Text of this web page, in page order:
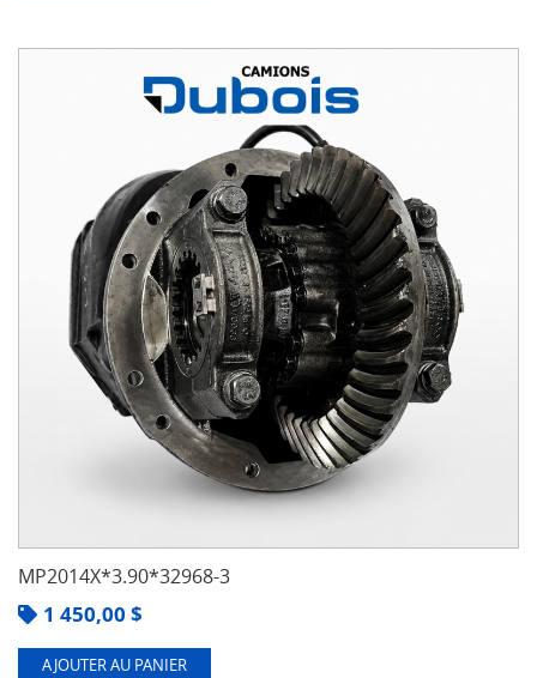
MP2014X*3.90*32968-3
1 450,00 $
AJOUTER AU PANIER